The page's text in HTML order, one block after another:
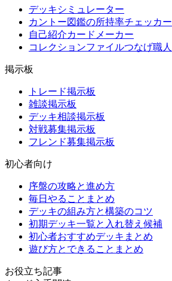
デッキシミュレーター
カントー図鑑の所持率チェッカー
自己紹介カードメーカー
コレクションファイルつなげ職人
掲示板
トレード掲示板
雑談掲示板
デッキ相談掲示板
対戦募集掲示板
フレンド募集掲示板
初心者向け
序盤の攻略と進め方
毎日やることまとめ
デッキの組み方と構築のコツ
初期デッキ一覧と入れ替え候補
初心者おすすめデッキまとめ
遊び方とできることまとめ
お役立ち記事